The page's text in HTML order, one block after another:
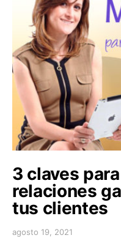
3 claves
relaciones
tus clientes
agosto 19, 2021